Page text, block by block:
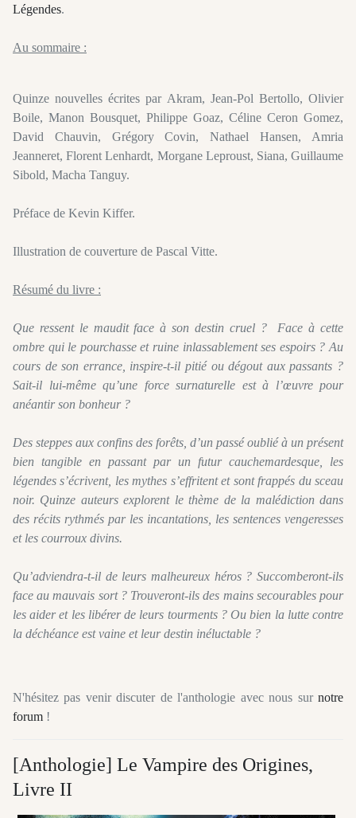
Légendes.
Au sommaire :
Quinze nouvelles écrites par Akram, Jean-Pol Bertollo, Olivier
Boile, Manon Bousquet, Philippe Goaz, Céline Ceron Gomez,
David Chauvin, Grégory Covin, Nathael Hansen, Amria
Jeanneret, Florent Lenhardt, Morgane Leproust, Siana, Guillaume
Sibold, Macha Tanguy.
Préface de Kevin Kiffer.
Illustration de couverture de Pascal Vitte.
Résumé du livre :
Que ressent le maudit face à son destin cruel ? Face à cette
ombre qui le pourchasse et ruine inlassablement ses espoirs ? Au
cours de son errance, inspire-t-il pitié ou dégout aux passants ?
Sait-il lui-même qu’une force surnaturelle est à l’œuvre pour
anéantir son bonheur ?
Des steppes aux confins des forêts, d’un passé oublié à un présent
bien tangible en passant par un futur cauchemardesque, les
légendes s’écrivent, les mythes s’effritent et sont frappés du sceau
noir. Quinze auteurs explorent le thème de la malédiction dans
des récits rythmés par les incantations, les sentences vengeresses
et les courroux divins.
Qu’adviendra-t-il de leurs malheureux héros ? Succomberont-ils
face au mauvais sort ? Trouveront-ils des mains secourables pour
les aider et les libérer de leurs tourments ? Ou bien la lutte contre
la déchéance est vaine et leur destin inéluctable ?
N'hésitez pas venir discuter de l'anthologie avec nous sur notre
forum !
[Anthologie] Le Vampire des Origines,
Livre II